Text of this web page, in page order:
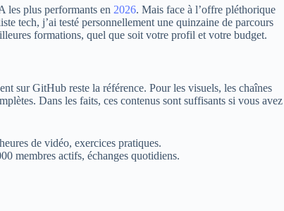
les plus performants en 2026. Mais face à l’offre pléthorique
tech, j’ai testé personnellement une quinzaine de parcours
formations, quel que soit votre profil et votre budget.
sur GitHub reste la référence. Pour les visuels, les chaînes
Dans les faits, ces contenus sont suffisants si vous avez
de vidéo, exercices pratiques.
membres actifs, échanges quotidiens.